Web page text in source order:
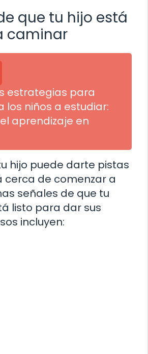
que tu hijo está
caminar
estrategias para
los niños a estudiar:
aprendizaje en
hijo puede darte pistas
cerca de comenzar a
señales de que tu
listo para dar sus
incluyen: